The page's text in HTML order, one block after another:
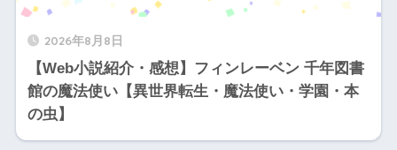
2026年8月8日
【Web小説紹介・感想】フィンレーベン 千年図書
館の魔法使い【異世界転生・魔法使い・学園・本
の虫】